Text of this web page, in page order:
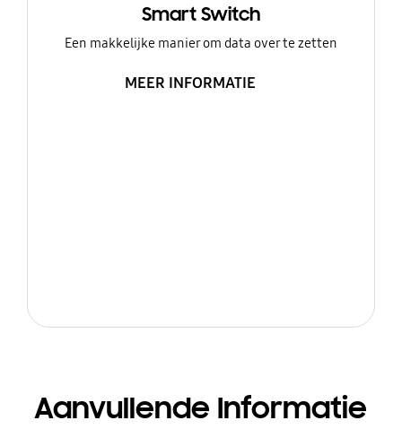
Smart Switch
Een makkelijke manier om data over te zetten
MEER INFORMATIE
Aanvullende Informatie